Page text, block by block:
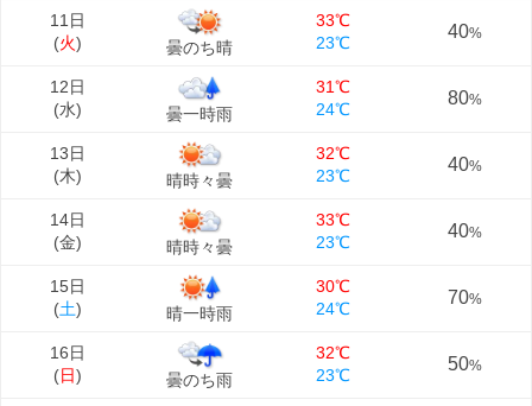
11日
(火) 曇のち晴
33℃
23℃
40%
12日
(水) 曇一時雨
31℃
24℃
80%
13日
(木) 晴時々曇
32℃
23℃
40%
14日
(金) 晴時々曇
33℃
23℃
40%
15日
(土) 晴一時雨
30℃
24℃
70%
16日
(日) 曇のち雨
32℃
23℃
50%